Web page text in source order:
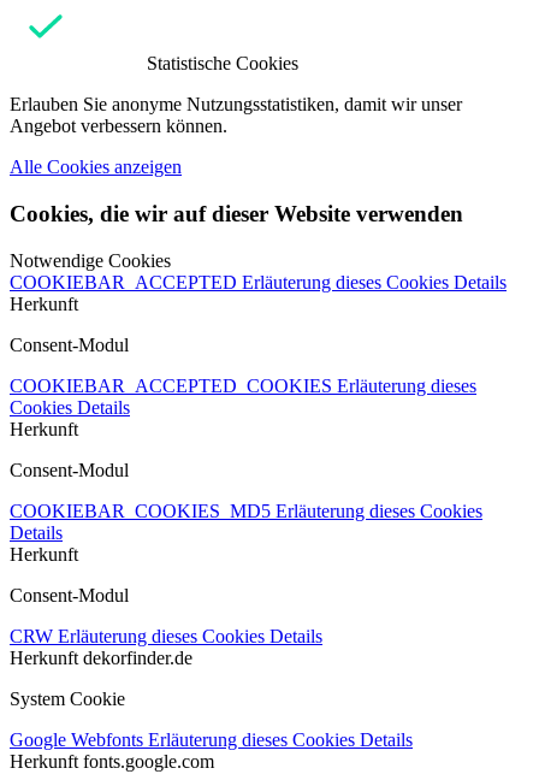
Statistische Cookies
Erlauben Sie anonyme Nutzungsstatistiken, damit wir unser
Angebot verbessern können.
Alle Cookies anzeigen
Cookies, die wir auf dieser Website verwenden
Notwendige Cookies
COOKIEBAR_ACCEPTED Erläuterung dieses Cookies Details
Herkunft
Consent-Modul
COOKIEBAR_ACCEPTED_COOKIES Erläuterung dieses
Cookies Details
Herkunft
Consent-Modul
COOKIEBAR_COOKIES_MD5 Erläuterung dieses Cookies
Details
Herkunft
Consent-Modul
CRW Erläuterung dieses Cookies Details
Herkunft dekorfinder.de
System Cookie
Google Webfonts Erläuterung dieses Cookies Details
Herkunft fonts.google.com